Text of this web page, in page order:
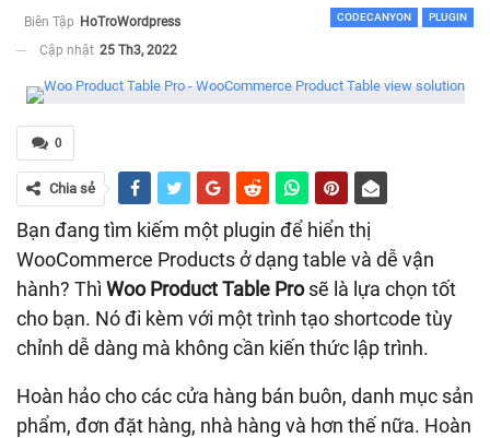
CODECANYON PLUGIN
Biên Tập HoTroWordpress
Cập nhật 25 Th3, 2022
0
Chia sẻ
Bạn đang tìm kiếm một plugin để hiển thị
WooCommerce Products ở dạng table và dễ vận
hành? Thì Woo Product Table Prosẽ là lựa chọn tốt
cho bạn. Nó đi kèm với một trình tạo shortcode tùy
chỉnh dễ dàng mà không cần kiến ​​thức lập trình.
Hoàn hảo cho các cửa hàng bán buôn, danh mục sản
phẩm, đơn đặt hàng, nhà hàng và hơn thế nữa. Hoàn